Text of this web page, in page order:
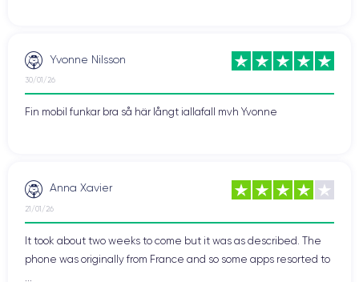
Yvonne Nilsson
30/01/26
Fin mobil funkar bra så här långt iallafall mvh Yvonne
Anna Xavier
21/01/26
It took about two weeks to come but it was as described. The
phone was originally from France and so some apps resorted to